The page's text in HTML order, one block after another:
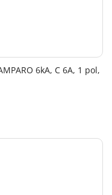
6kA, C 6A, 1 pol,